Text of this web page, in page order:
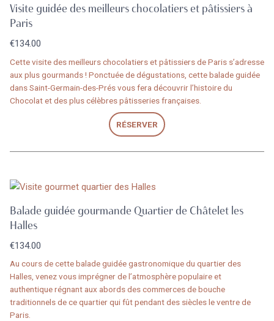
Visite guidée des meilleurs chocolatiers et pâtissiers à
Paris
€134.00
Cette visite des meilleurs chocolatiers et pâtissiers de Paris s’adresse
aux plus gourmands ! Ponctuée de dégustations, cette balade guidée
dans Saint-Germain-des-Prés vous fera découvrir l’histoire du
Chocolat et des plus célèbres pâtisseries françaises.
RÉSERVER
Balade guidée gourmande Quartier de Châtelet les
Halles
€134.00
Au cours de cette balade guidée gastronomique du quartier des
Halles, venez vous imprégner de l’atmosphère populaire et
authentique régnant aux abords des commerces de bouche
traditionnels de ce quartier qui fût pendant des siècles le ventre de
Paris.